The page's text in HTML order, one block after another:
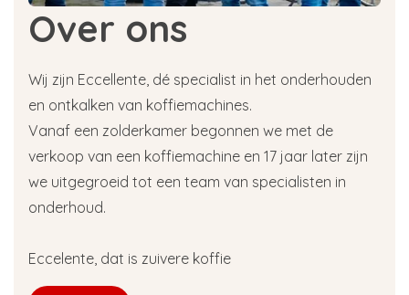
Over ons
Wij zijn Eccellente, dé specialist in het onderhouden
en ontkalken van koffiemachines.
Vanaf een zolderkamer begonnen we met de
verkoop van een koffiemachine en 17 jaar later zijn
we uitgegroeid tot een team van specialisten in
onderhoud.
Eccelente, dat is zuivere koffie